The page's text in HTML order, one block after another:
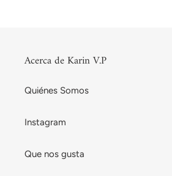
Acerca de Karin V.P
Quiénes Somos
Instagram
Que nos gusta